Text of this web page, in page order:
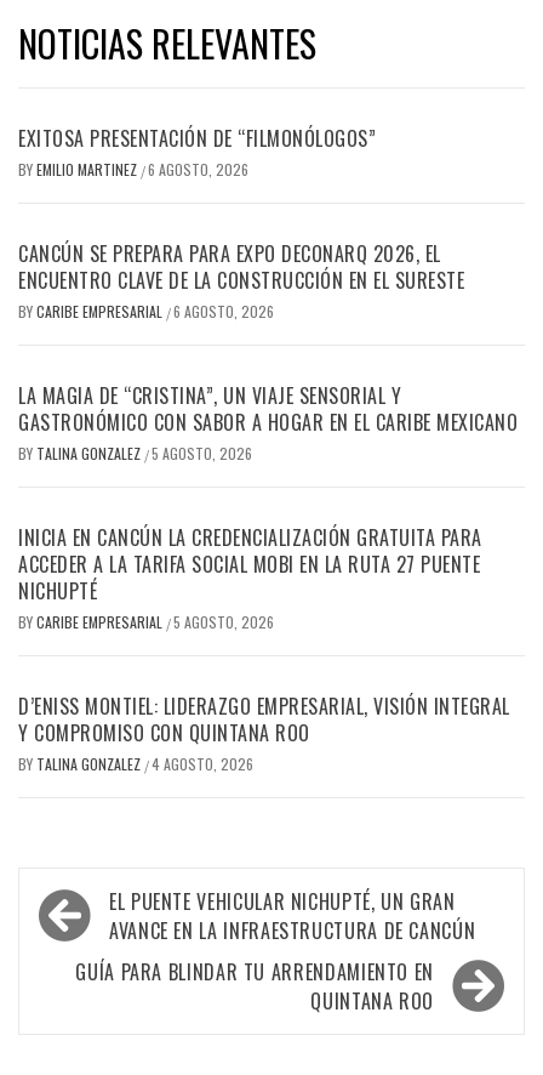
NOTICIAS RELEVANTES
EXITOSA PRESENTACIÓN DE “FILMONÓLOGOS”
BYEMILIO MARTINEZ /6 AGOSTO, 2026
CANCÚN SE PREPARA PARA EXPO DECONARQ 2026, EL
ENCUENTRO CLAVE DE LA CONSTRUCCIÓN EN EL SURESTE
BYCARIBE EMPRESARIAL /6 AGOSTO, 2026
LA MAGIA DE “CRISTINA”, UN VIAJE SENSORIAL Y
GASTRONÓMICO CON SABOR A HOGAR EN EL CARIBE MEXICANO
BY TALINA GONZALEZ /5 AGOSTO, 2026
INICIA EN CANCÚN LA CREDENCIALIZACIÓN GRATUITA PARA
ACCEDER A LA TARIFA SOCIAL MOBI EN LA RUTA 27 PUENTE
NICHUPTÉ
BYCARIBE EMPRESARIAL /5 AGOSTO, 2026
D’ENISS MONTIEL: LIDERAZGO EMPRESARIAL, VISIÓN INTEGRAL
Y COMPROMISO CON QUINTANA ROO
BY TALINA GONZALEZ /4 AGOSTO, 2026
Navegación
de
entradas
EL PUENTE VEHICULAR NICHUPTÉ, UN GRAN
AVANCE EN LA INFRAESTRUCTURA DE CANCÚN
GUÍA PARA BLINDAR TU ARRENDAMIENTO EN
QUINTANA ROO